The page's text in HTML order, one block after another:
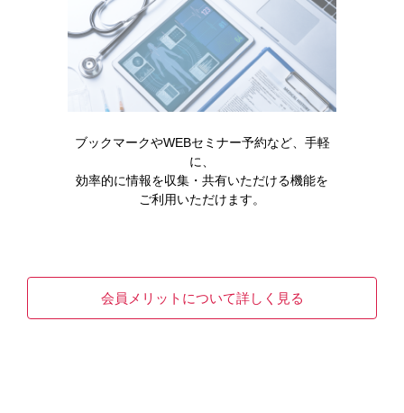
製品情報・安全性情報
セミナー・講演会
診療サポート
ブックマークやWEBセミナー予約など、手軽
に、
効率的に情報を収集・共有いただける機能を
ご利用いただけます。
会員メリットについて詳しく見る